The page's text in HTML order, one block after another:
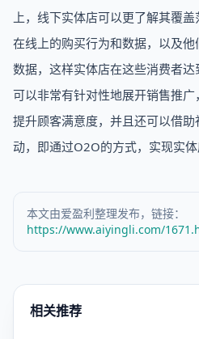
上，线下实体店可以更了解其覆
在线上的购买行为和数据，以及
数据，这样实体店在这些消费者
可以非常有针对性地展开销售推广
提升顾客满意度，并且还可以借
动，即通过O2O的方式，实现实体
本文由爱盈利整理发布，链接：
https://www.aiyingli.com/
相关推荐